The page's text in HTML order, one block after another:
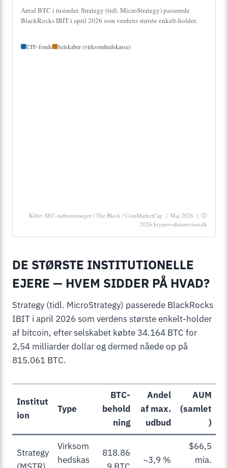
Antal BTC i tusinder. Strategy (tidl. MicroStrategy) passerede
BlackRocks IBIT i april 2026 som verdens største enkelt-holder.
ETF-fonde Selskaber (virksomhedskasse)
Kilde: SEC-indberetninger / The Block / CoinMarketCap | Maj 2026 | Ⓒ
2026 kryptovalutarevisor.dk
DE STØRSTE INSTITUTIONELLE
EJERE — HVEM SIDDER PÅ HVAD?
Strategy (tidl. MicroStrategy) passerede BlackRocks
IBIT i april 2026 som verdens største enkelt-holder
af bitcoin, efter selskabet købte 34.164 BTC for
2,54 milliarder dollar og dermed nåede op på
815.061 BTC.
Institut
ion
Type
BTC-
behold
ning
Andel
af max.
udbud
AUM
(samlet
)
Strategy
Virksom
hedskas
818.86
~3,9 %
$66,5
mia.